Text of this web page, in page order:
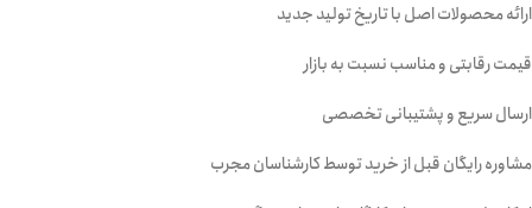
ارائه محصولات اصل با تاریخ تولید جدید
قیمت رقابتی و مناسب نسبت به بازار
ارسال سریع و پشتیبانی تخصصی
مشاوره رایگان قبل از خرید توسط کارشناسان مجرب